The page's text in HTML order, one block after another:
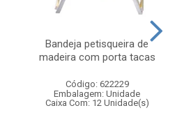
Bandeja petisqueira de
madeira com porta tacas
Código: 622229
Embalagem: Unidade
Caixa Com: 12 Unidade(s)